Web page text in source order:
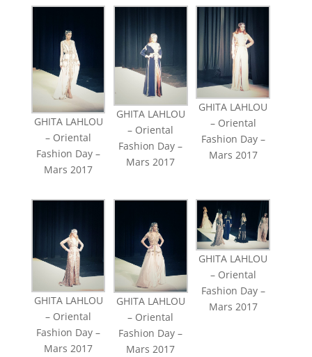
GHITA LAHLOU
– Oriental
Fashion Day –
Mars 2017
GHITA LAHLOU
– Oriental
Fashion Day –
Mars 2017
GHITA LAHLOU
– Oriental
Fashion Day –
Mars 2017
GHITA LAHLOU
– Oriental
Fashion Day –
Mars 2017
GHITA LAHLOU
– Oriental
Fashion Day –
Mars 2017
GHITA LAHLOU
– Oriental
Fashion Day –
Mars 2017